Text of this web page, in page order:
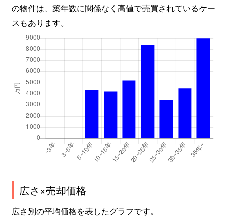
の物件は、築年数に関係なく高値で売買されているケー
スもあります。
広さ×売却価格
広さ別の平均価格を表したグラフです。